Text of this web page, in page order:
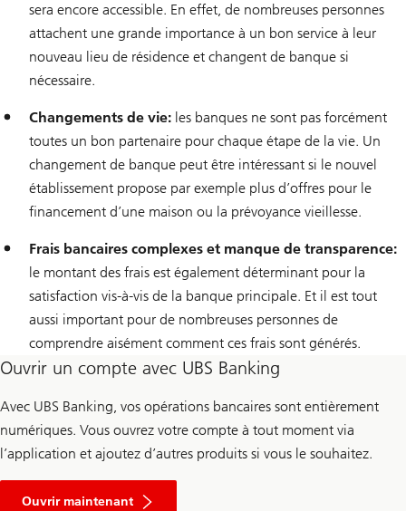
sera encore accessible. En effet, de nombreuses personnes
attachent une grande importance à un bon service à leur
nouveau lieu de résidence et changent de banque si
nécessaire.
Changements de vie: les banques ne sont pas forcément
toutes un bon partenaire pour chaque étape de la vie. Un
changement de banque peut être intéressant si le nouvel
établissement propose par exemple plus d’offres pour le
financement d’une maison ou la prévoyance vieillesse.
Frais bancaires complexes et manque de transparence:
le montant des frais est également déterminant pour la
satisfaction vis-à-vis de la banque principale. Et il est tout
aussi important pour de nombreuses personnes de
comprendre aisément comment ces frais sont générés.
Ouvrir un compte avec UBS Banking
Avec UBS Banking, vos opérations bancaires sont entièrement
numériques. Vous ouvrez votre compte à tout moment via
l’application et ajoutez d’autres produits si vous le souhaitez.
Ouvrir maintenant
n